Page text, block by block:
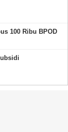
100 Ribu BPOD